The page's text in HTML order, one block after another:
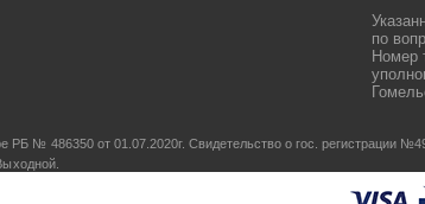
по
Номер
РБ № 486350 от 01.07.2020г. Свидетельство о гос. регистрации